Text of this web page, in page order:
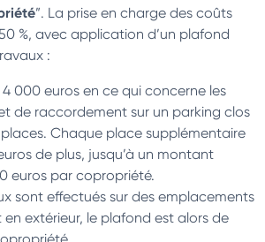
”. La prise en charge des coûts
%, avec application d’un plafond
:
000 euros en ce qui concerne les
de raccordement sur un parking clos
Chaque place supplémentaire
de plus, jusqu’à un montant
euros par copropriété.
sont effectués sur des emplacements
extérieur, le plafond est alors de